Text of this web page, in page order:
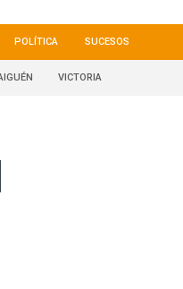
POLÍTICA SUCESOS
VICTORIA